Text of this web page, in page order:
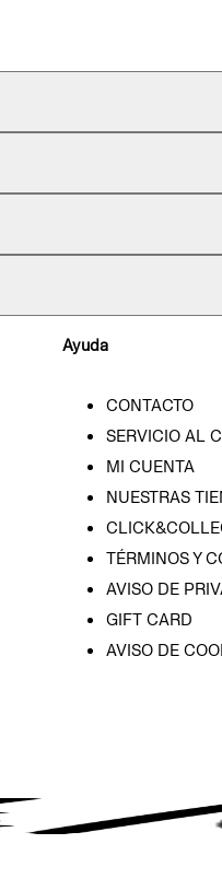
Ayuda
CONTACTO
SERVICIO AL
MI CUENTA
NUESTRAS
TÉRMINOS Y
AVISO DE
GIFT CARD
AVISO DE